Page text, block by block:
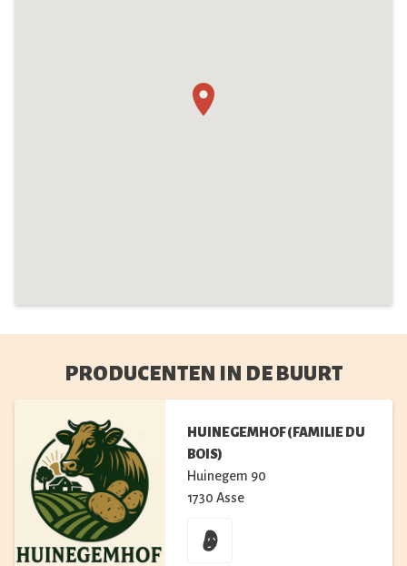
PRODUCENTEN IN DE BUURT
HUINEGEMHOF (FAMILIE DU
BOIS)
Huinegem 90
1730 Asse